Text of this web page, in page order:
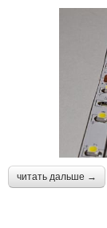
читать дальше →